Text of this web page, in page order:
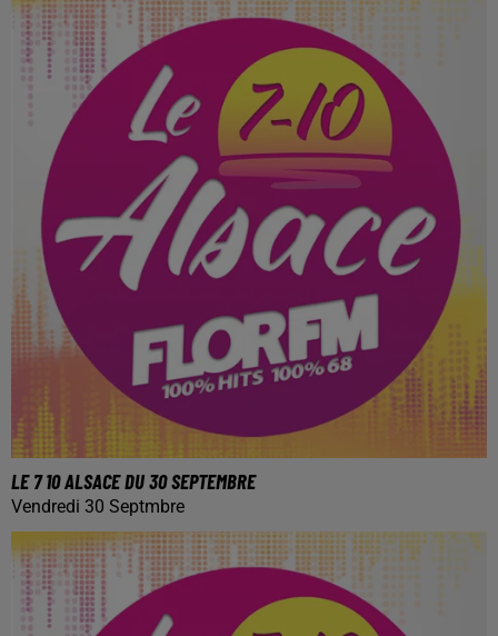
LE 7 10 ALSACE DU 30 SEPTEMBRE
Vendredi 30 Septmbre